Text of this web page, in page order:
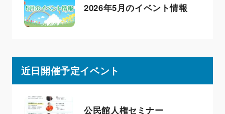
2026年5月のイベント情報
近日開催予定イベント
公民館人権セミナー